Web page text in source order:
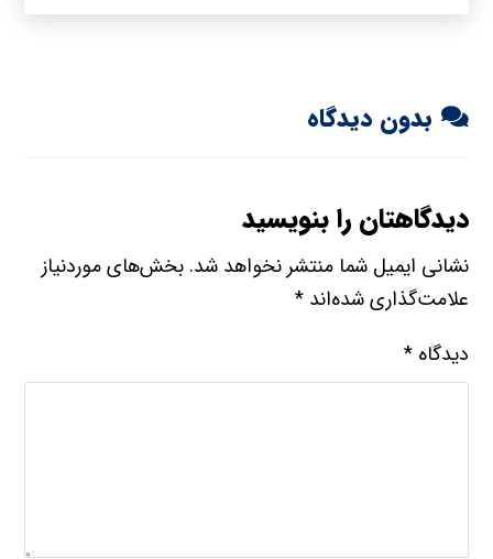
بدون دیدگاه
دیدگاهتان را بنویسید
نشانی ایمیل شما منتشر نخواهد شد. بخش‌های موردنیاز
علامت‌گذاری شده‌اند*
دیدگاه*